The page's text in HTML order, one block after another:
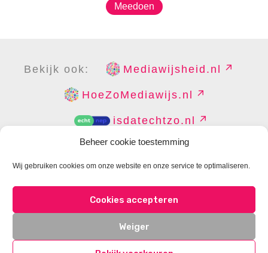
Beheer cookie toestemming
Wij gebruiken cookies om onze website en onze service te optimaliseren.
Cookies accepteren
Weiger
Meedoen
Bekijk ook: Mediawijsheid.nl
HoeZoMediawijs.nl
isdatechtzo.nl
DISCLAIMER PRIVACY
CONTACT
COOKIES BEHEREN